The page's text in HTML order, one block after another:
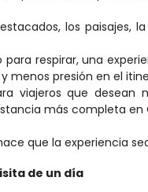
los paisajes,
respirar, una
menos presión en el
viajeros que desean
más completa en
que la experiencia
de un día